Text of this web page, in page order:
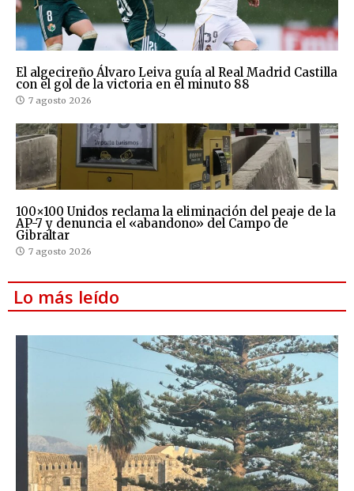
El algecireño Álvaro Leiva guía al Real Madrid Castilla
con el gol de la victoria en el minuto 88
7 agosto 2026
100×100 Unidos reclama la eliminación del peaje de la
AP-7 y denuncia el «abandono» del Campo de
Gibraltar
7 agosto 2026
Lo más leído